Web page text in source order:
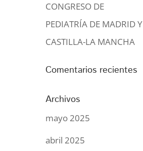
CONGRESO DE
PEDIATRÍA DE MADRID Y
CASTILLA-LA MANCHA
Comentarios recientes
Archivos
mayo 2025
abril 2025